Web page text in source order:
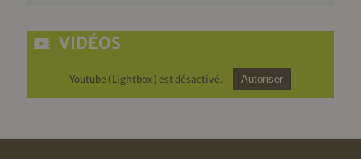
VIDÉOS
Youtube (Lightbox) est désactivé. Autoriser